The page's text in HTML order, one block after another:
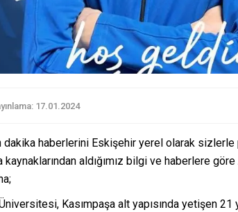
17.01.2024
dakika haberlerini Eskişehir yerel olarak
aldığımız bilgi ve haberlere
Kasımpaşa alt yapısında yetişen 21